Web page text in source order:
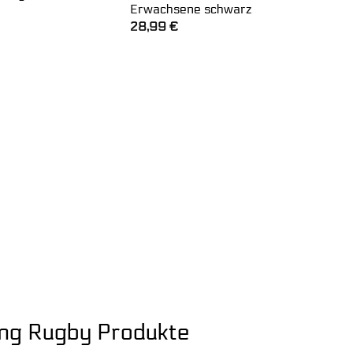
Erwachsene schwarz
28,99 €
Rugby Produkte